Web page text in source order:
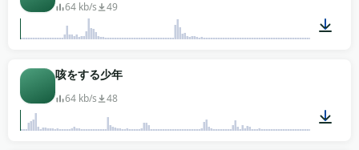
64 kb/s 49
咳をする少年
64 kb/s 48